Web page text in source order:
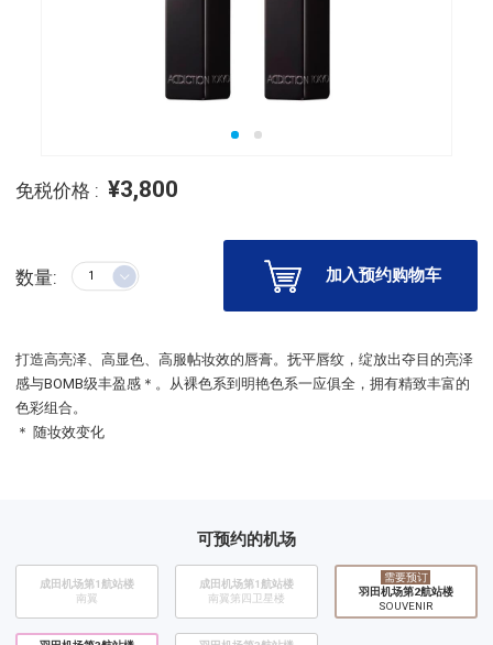
免税价格 : ¥3,800
数量: 加入预约购物车
打造高亮泽、高显色、高服帖妆效的唇膏。抚平唇纹，绽放出夺目的亮泽
感与BOMB级丰盈感＊。从裸色系到明艳色系一应俱全，拥有精致丰富的
色彩组合。
＊ 随妆效变化
可预约的机场
成田机场第1航站楼
南翼
成田机场第1航站楼
南翼第四卫星楼
需要预订
​羽田机场第2航站楼
SOUVENIR